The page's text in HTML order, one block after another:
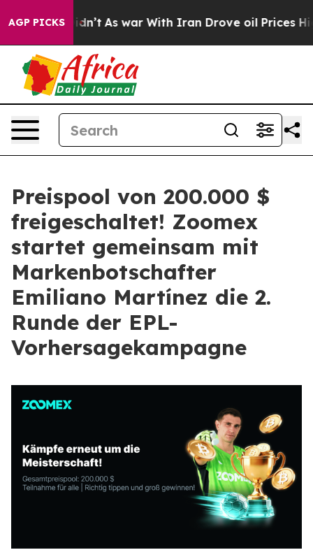
AGP PICKS
it Didn’t As war With Iran Drove oil Prices Higher,
Preispool von 200.000 $
freigeschaltet! Zoomex
startet gemeinsam mit
Markenbotschafter
Emiliano Martínez die 2.
Runde der EPL-
Vorhersagekampagne